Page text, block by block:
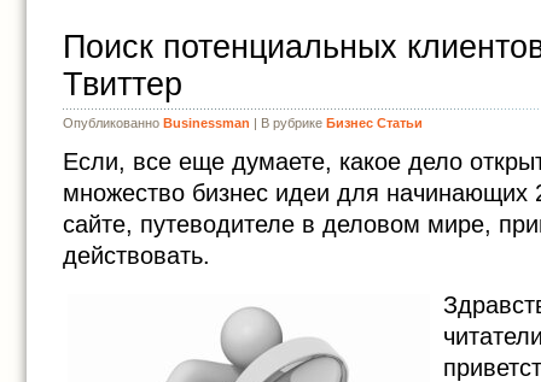
Поиск потенциальных
Твиттер
Опубликованно Businessman | В рубрике Бизнес Статьи
Если, все еще думаете, какое дело
множество бизнес идеи для начинающих
сайте, путеводителе в деловом мире,
действовать.